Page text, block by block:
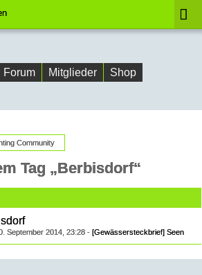
Forum Mitglieder Shop
Community
Tag „Berbisdorf“
September 2014, 23:28 - [Gewässersteckbrief] Seen